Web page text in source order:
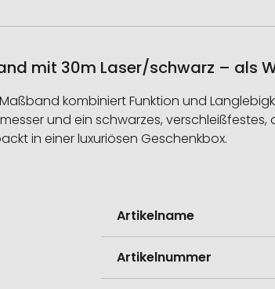
mit 30m Laser/schwarz – als
kombiniert Funktion und
und ein schwarzes,
in einer luxuriösen Geschenkbox.
Informationen
Artikelname
Artikelnummer